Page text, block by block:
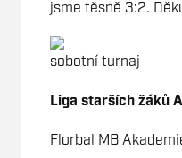
jsme těsně 3:2.
sobotní turnaj
Liga starších žáků
Florbal MB